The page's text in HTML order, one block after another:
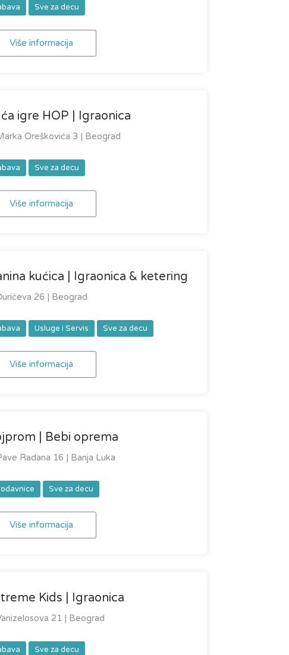
Sve za decu
Više informacija
igre HOP | Igraonica
Oreškovića 3 | Beograd
Sve za decu
Više informacija
kućica | Igraonica & ketering
26 | Beograd
Usluge i Servis Sve za decu
Više informacija
| Bebi oprema
Radana 16 | Banja Luka
Sve za decu
Više informacija
Kids | Igraonica
21 | Beograd
Sve za decu